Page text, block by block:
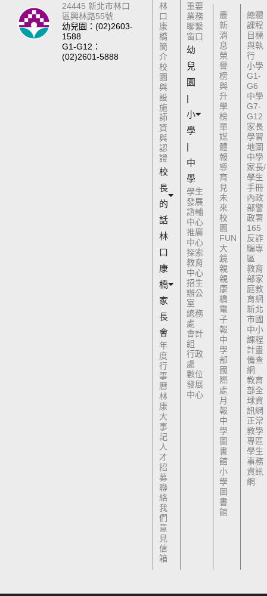
24445 新北市林口
區興林路55號
幼兒園：(02)2603-
1588
G1-G12：
(02)2601-5888
林
口
康
橋
簡
介
校
園
與
設
施
師
資
與
認
證
校
長
的
話
林
口
康
橋
家
長
會
年
度
行
事
曆
林
康
大
事
記
人
才
招
募
聯
絡
我
們
意
見
信
箱
重要
業務
聯繫
窗口
幼
兒
園
|
小
學
|
中
學
學生
發展
諮輔
中心
推廣
中心
探索
教育
中心
招生
辦公
室
總務
處
會計
組
行政
處
數位
發展
中心
最
新
消
息
榮
譽
榜
與
升
學
榜
單
媒
體
報
導
育
見
未
來
校
園
FUN
大
鏡
親
親
康
橋
電
子
報
中
學
部
國
際
處
月
報
中
學
圖
書
館
小
學
圖
書
館
總體
課程
目標
與執
行
小學
G1-
G6
中學
G7-
G12
家長
學習
地圖
中學
家長/
學生
手冊
內政
部警
政署
165
反詐
騙專
區
教育
部家
庭教
育網
新北
市國
中小
課程
計畫
備查
網
教育
部全
球資
訊網
正常
教學
專區
學生
事務
資訊
網